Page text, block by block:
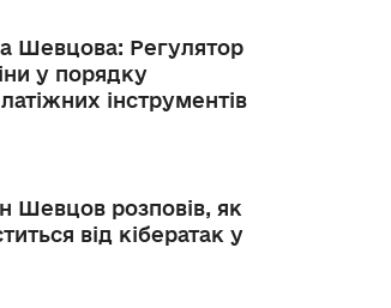
Шевцова: Регулятор
у порядку
інструментів
Шевцов розповів, як
від кібератак у